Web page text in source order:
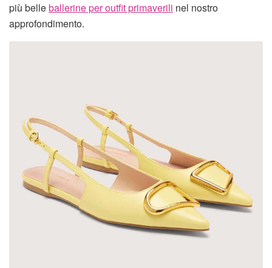
più belleballerine per outfit primaverili nel nostro
approfondimento.